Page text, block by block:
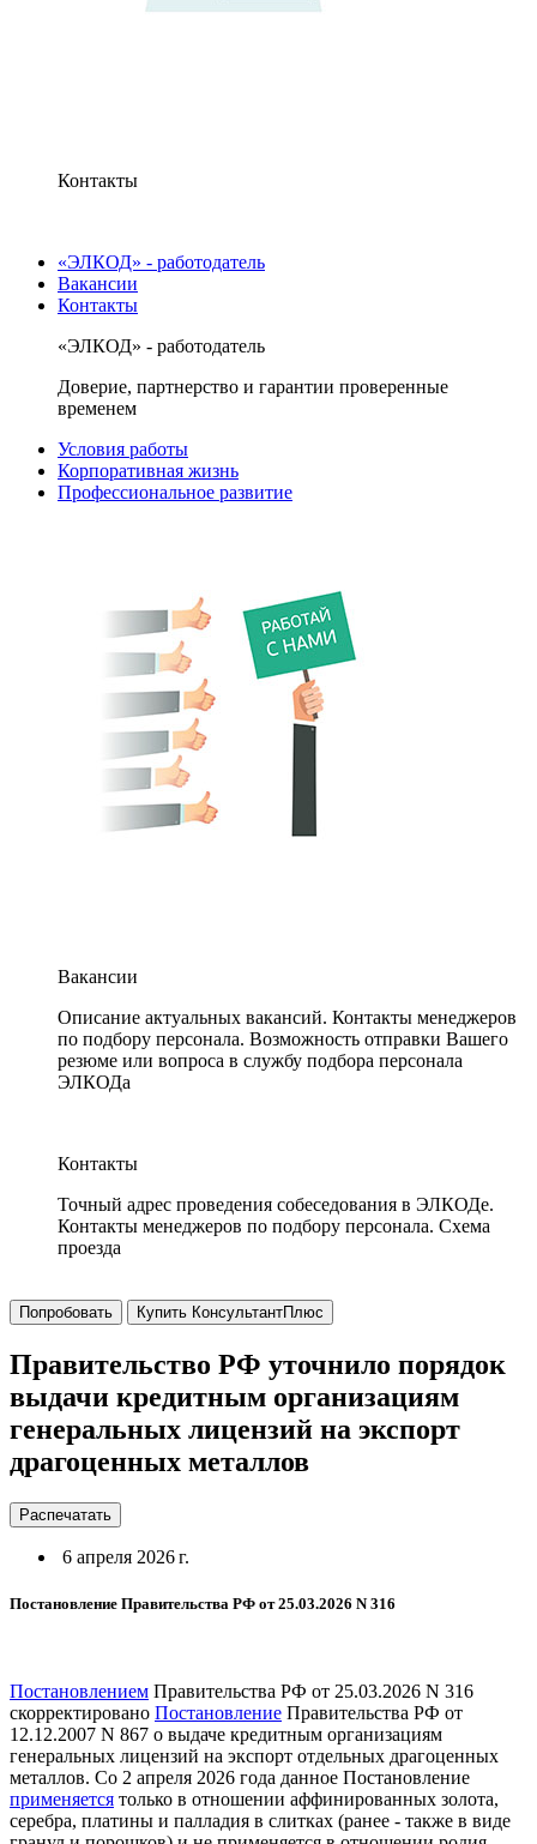
Контакты
«ЭЛКОД» - работодатель
Вакансии
Контакты
«ЭЛКОД» - работодатель
Доверие, партнерство и гарантии проверенные
временем
Условия работы
Корпоративная жизнь
Профессиональное развитие
Вакансии
Описание актуальных вакансий. Контакты менеджеров
по подбору персонала. Возможность отправки Вашего
резюме или вопроса в службу подбора персонала
ЭЛКОДа
Контакты
Точный адрес проведения собеседования в ЭЛКОДе.
Контакты менеджеров по подбору персонала. Схема
проезда
Попробовать Купить КонсультантПлюс
Правительство РФ уточнило порядок
выдачи кредитным организациям
генеральных лицензий на экспорт
драгоценных металлов
Распечатать
6 апреля 2026 г.
Постановление Правительства РФ от 25.03.2026 N 316
Постановлением Правительства РФ от 25.03.2026 N 316
скорректировано Постановление Правительства РФ от
12.12.2007 N 867 о выдаче кредитным организациям
генеральных лицензий на экспорт отдельных драгоценных
металлов. Со 2 апреля 2026 года данное Постановление
применяется только в отношении аффинированных золота,
серебра, платины и палладия в слитках (ранее - также в виде